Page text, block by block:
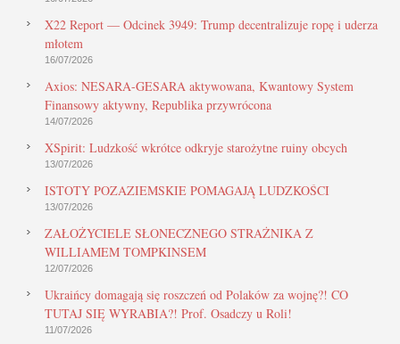
X22 Report — Odcinek 3949: Trump decentralizuje ropę i uderza
młotem
16/07/2026
Axios: NESARA-GESARA aktywowana, Kwantowy System
Finansowy aktywny, Republika przywrócona
14/07/2026
XSpirit: Ludzkość wkrótce odkryje starożytne ruiny obcych
13/07/2026
ISTOTY POZAZIEMSKIE POMAGAJĄ LUDZKOŚCI
13/07/2026
ZAŁOŻYCIELE SŁONECZNEGO STRAŻNIKA Z
WILLIAMEM TOMPKINSEM
12/07/2026
Ukraińcy domagają się roszczeń od Polaków za wojnę?! CO
TUTAJ SIĘ WYRABIA?! Prof. Osadczy u Roli!
11/07/2026